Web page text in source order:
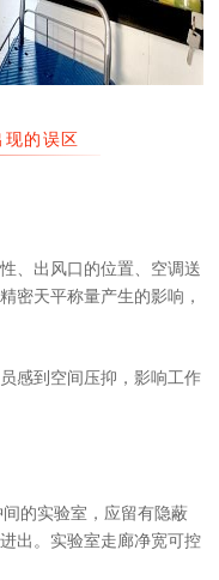
现的误区
、出风口的位置、空调送
密天平称量产生的影响，
感到空间压抑，影响工作
的实验室，应留有隐蔽
出。实验室走廊净宽可控